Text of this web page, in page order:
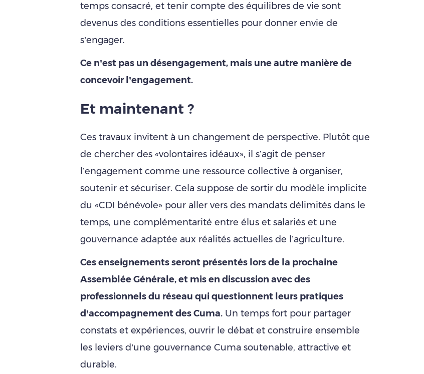
temps consacré, et tenir compte des équilibres de vie sont
devenus des conditions essentielles pour donner envie de
s’engager.
Ce n’est pas un désengagement, mais une autre manière de
concevoir l’engagement.
Et maintenant ?
Ces travaux invitent à un changement de perspective. Plutôt que
de chercher des «volontaires idéaux», il s’agit de penser
l’engagement comme une ressource collective à organiser,
soutenir et sécuriser. Cela suppose de sortir du modèle implicite
du «CDI bénévole» pour aller vers des mandats délimités dans le
temps, une complémentarité entre élus et salariés et une
gouvernance adaptée aux réalités actuelles de l’agriculture.
Ces enseignements seront présentés lors de la prochaine
Assemblée Générale, et mis en discussion avec des
professionnels du réseau qui questionnent leurs pratiques
d’accompagnement des Cuma. Un temps fort pour partager
constats et expériences, ouvrir le débat et construire ensemble
les leviers d’une gouvernance Cuma soutenable, attractive et
durable.